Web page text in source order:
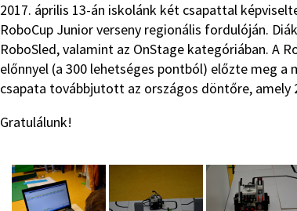
2017. április 13-án iskolánk két csapattal
RoboCup Junior verseny regionális fordulóján.
RoboSled, valamint az OnStage kategóriában. A
előnnyel (a 300 lehetséges pontból) előzte meg
csapata továbbjutott az országos döntőre, amely
Gratulálunk!